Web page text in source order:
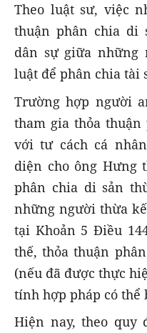
Theo luật sư, việc
thuận phân chia di
dân sự giữa những
luật để phân chia tài
Trường hợp người
tham gia thỏa
với tư cách cá
diện cho ông Hưng
phân chia di sản
những người thừa
tại Khoản 5 Điều
thế, thỏa thuận
(nếu đã được thực
tính hợp pháp có thể
Hiện nay, theo